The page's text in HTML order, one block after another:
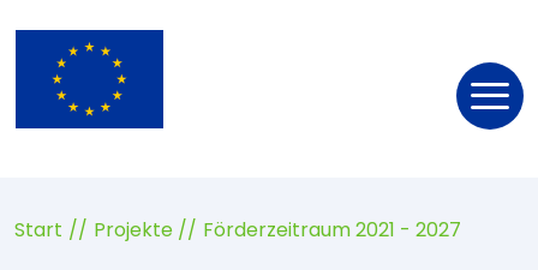
Start Projekte Förderzeitraum 2021 - 2027